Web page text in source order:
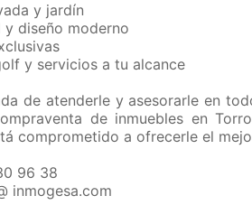
y jardín
y diseño moderno
y servicios a tu alcance
de atenderle y asesorarle en
de inmuebles en
comprometido a ofrecerle el
96 38
inmogesa.com